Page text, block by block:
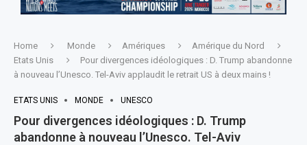
Home Monde Amériques
Amérique du Nord
Etats Unis
Pour divergences idéologiques : D. Trump abandonne
à nouveau l’Unesco. Tel-Aviv applaudit le retrait US à deux mains !
ETATS UNIS MONDE UNESCO
Pour divergences idéologiques : D. Trump
abandonne à nouveau l’Unesco. Tel-Aviv